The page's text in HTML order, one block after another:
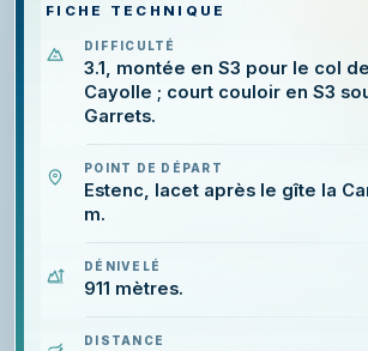
FICHE TECHNIQUE
DIFFICULTÉ
3.1, montée en S3 pour le col
Cayolle ; court couloir en S3
Garrets.
POINT DE DÉPART
Estenc, lacet après le gîte la
m.
DÉNIVELÉ
911 mètres.
DISTANCE